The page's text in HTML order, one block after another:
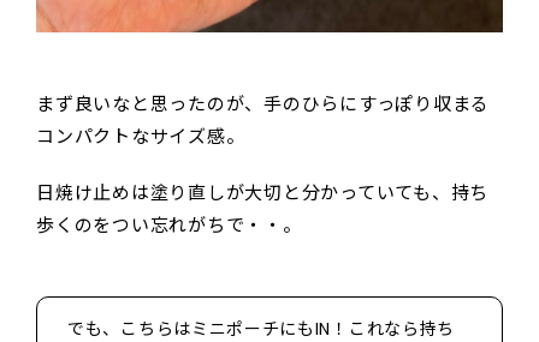
まず良いなと思ったのが、手のひらにすっぽり収まる
コンパクトなサイズ感。
日焼け止めは塗り直しが大切と分かっていても、持ち
歩くのをつい忘れがちで・・。
でも、こちらはミニポーチにもIN！これなら持ち